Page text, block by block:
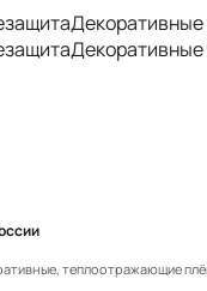
Декоративные
Декоративные
теплоотражающие